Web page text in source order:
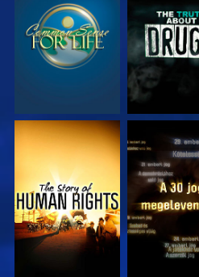
MŰSORNÉZÉS
MŰSORNÉZÉS